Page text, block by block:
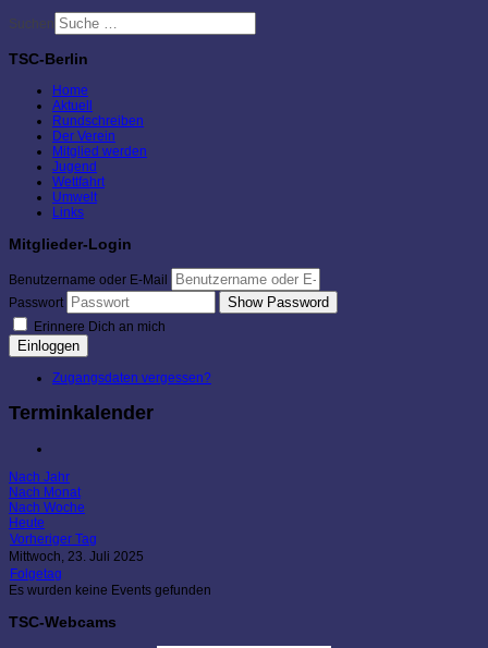
Suchen
TSC-Berlin
Home
Aktuell
Rundschreiben
Der Verein
Mitglied werden
Jugend
Wettfahrt
Umwelt
Links
Mitglieder-Login
Benutzername oder E-Mail
Passwort
Show Password
Erinnere Dich an mich
Einloggen
Zugangsdaten vergessen?
Terminkalender
Nach Jahr
Nach Monat
Nach Woche
Heute
Vorheriger Tag
Mittwoch, 23. Juli 2025
Folgetag
Es wurden keine Events gefunden
TSC-Webcams